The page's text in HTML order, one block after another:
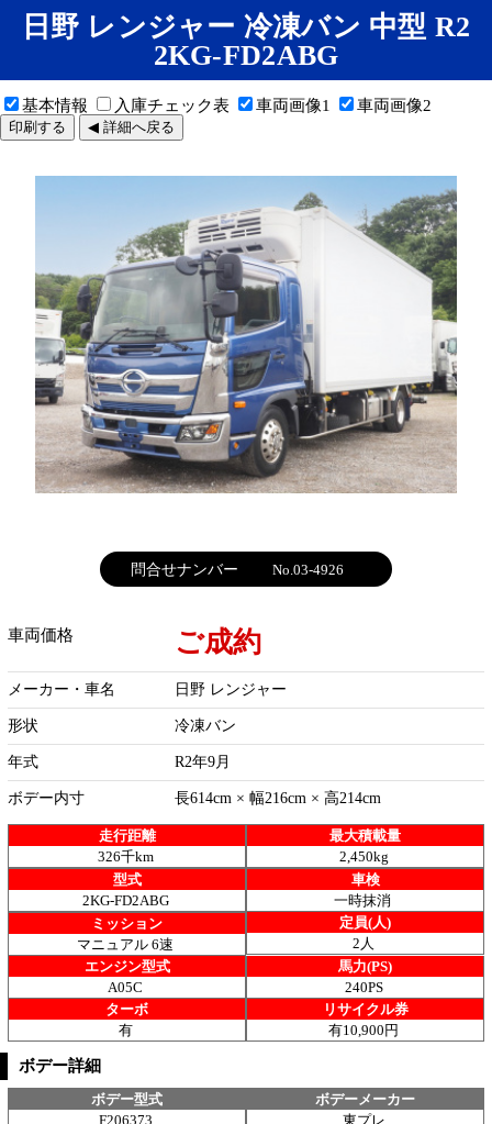
日野 レンジャー 冷凍バン 中型 R2
2KG-FD2ABG
基本情報 入庫チェック表 車両画像1 車両画像2
印刷する ◀ 詳細へ戻る
問合せナンバー No.03-4926
車両価格 ご成約
メーカー・車名 日野 レンジャー
形状 冷凍バン
年式 R2年9月
ボデー内寸 長614cm × 幅216cm × 高214cm
走行距離
326千km
最大積載量
2,450kg
型式
2KG-FD2ABG
車検
一時抹消
ミッション
マニュアル 6速
定員(人)
2人
エンジン型式
A05C
馬力(PS)
240PS
ターボ
有
リサイクル券
有10,900円
ボデー詳細
ボデー型式
F206373
ボデーメーカー
東プレ